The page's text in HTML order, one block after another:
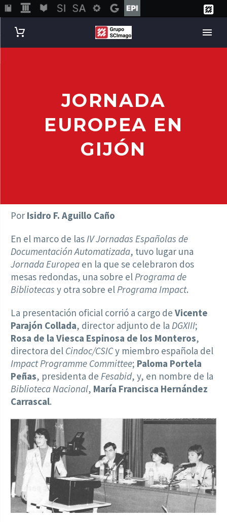
JORNADA
EUROPEA EN
GIJÓN
Por Isidro F. Aguillo Caño
En el marco de lasIV Jornadas Españolas de
Documentación Automatizada, tuvo lugar una
Jornada Europea en la que se celebraron dos
mesas redondas, una sobre elPrograma de
Bibliotecas y otra sobre elPrograma Impact.
La presentación oficial corrió a cargo de Vicente
Parajón Collada, director adjunto de la DGXIII;
Rosa de la Viesca Espinosa de los Monteros,
directora del Cindoc/CSICy miembro española del
Impact Programme Committee; Paloma Portela
Peñas, presidenta de Fesabid, y, en nombre de la
Biblioteca Nacional, María Francisca Hernández
Carrascal.